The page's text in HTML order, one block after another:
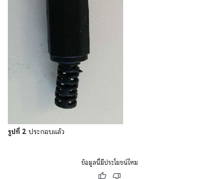
รูปที่ 2 ประกอบแล้ว
ข้อมูลนี้มีประโยชน์ไหม